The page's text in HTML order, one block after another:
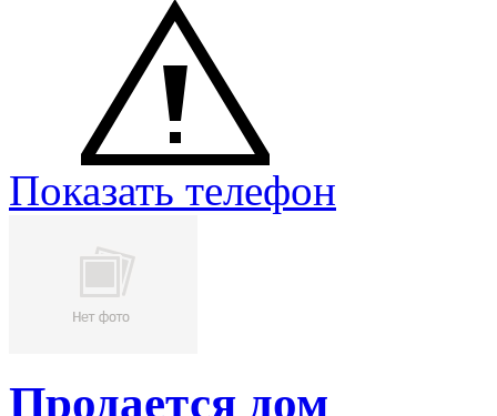
Показать телефон
Продается дом